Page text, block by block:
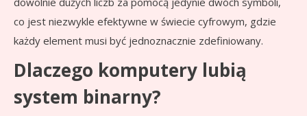
co jest niezwykle efektywne w świecie cyfrowym, gdzie
każdy element musi być jednoznacznie zdefiniowany.
Dlaczego komputery lubią
system binarny?